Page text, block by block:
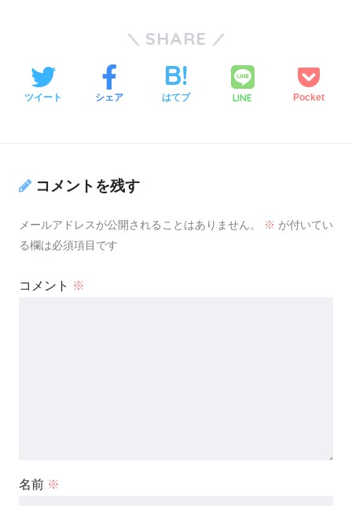
SHARE
ツイート シェア はてブ LINE Pocket
コメントを残す
メールアドレスが公開されることはありません。 ※ が付いてい
る欄は必須項目です
コメント ※
名前 ※